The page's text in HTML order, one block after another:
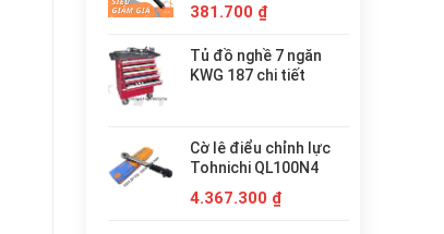
381.700 ₫
Tủ đồ nghề 7 ngăn
KWG 187 chi tiết
Cờ lê điểu chỉnh lực
Tohnichi QL100N4
4.367.300 ₫